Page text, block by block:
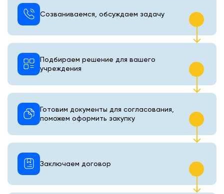
Созваниваемся, обсуждаем задачу
Подбираем решение для вашего
учреждения
Готовим документы для согласования,
поможем оформить закупку
Заключаем договор